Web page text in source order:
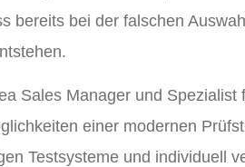
bereits bei der falschen
Sales Manager und
einer modernen
Testsysteme und individuell